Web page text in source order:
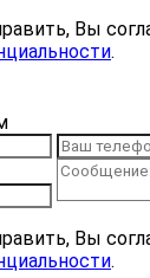
Вы
.
Вы
.